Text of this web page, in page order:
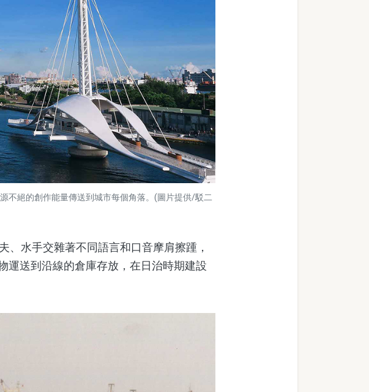
不絕的創作能量傳送到城市每個角落。(圖片提供/駁二
水手交雜著不同語言和口音摩肩擦踵，
運送到沿線的倉庫存放，在日治時期建設